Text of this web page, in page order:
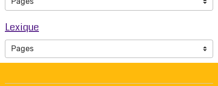
Lexique